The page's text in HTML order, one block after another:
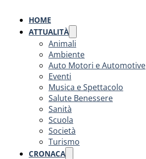
HOME
ATTUALITÀ
Animali
Ambiente
Auto Motori e Automotive
Eventi
Musica e Spettacolo
Salute Benessere
Sanità
Scuola
Società
Turismo
CRONACA